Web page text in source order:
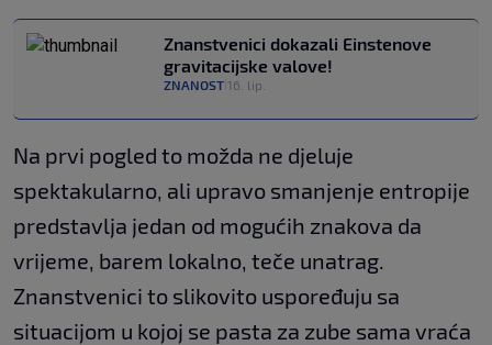
Znanstvenici dokazali Einstenove
gravitacijske valove!
ZNANOST 16. lip.
Na prvi pogled to možda ne djeluje
spektakularno, ali upravo smanjenje entropije
predstavlja jedan od mogućih znakova da
vrijeme, barem lokalno, teče unatrag.
Znanstvenici to slikovito uspoređuju sa
situacijom u kojoj se pasta za zube sama vraća